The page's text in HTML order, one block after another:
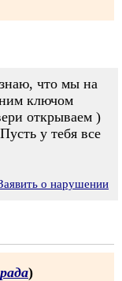
что мы на
ключом
открываем )
у тебя все
о нарушении
)